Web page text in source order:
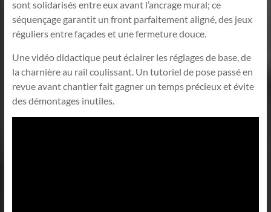
sont solidarisés entre eux avant l’ancrage mural; ce
séquençage garantit un front parfaitement aligné, des jeux
réguliers entre façades et une fermeture douce.
Une vidéo didactique peut éclairer les réglages de base, de
la charnière au rail coulissant. Un tutoriel de pose passé en
revue avant chantier fait gagner un temps précieux et évite
des démontages inutiles.